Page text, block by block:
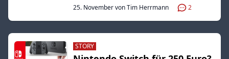
25. November von Tim Herrmann 2
STORY